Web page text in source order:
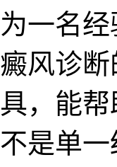
一名
风诊
，能
是单